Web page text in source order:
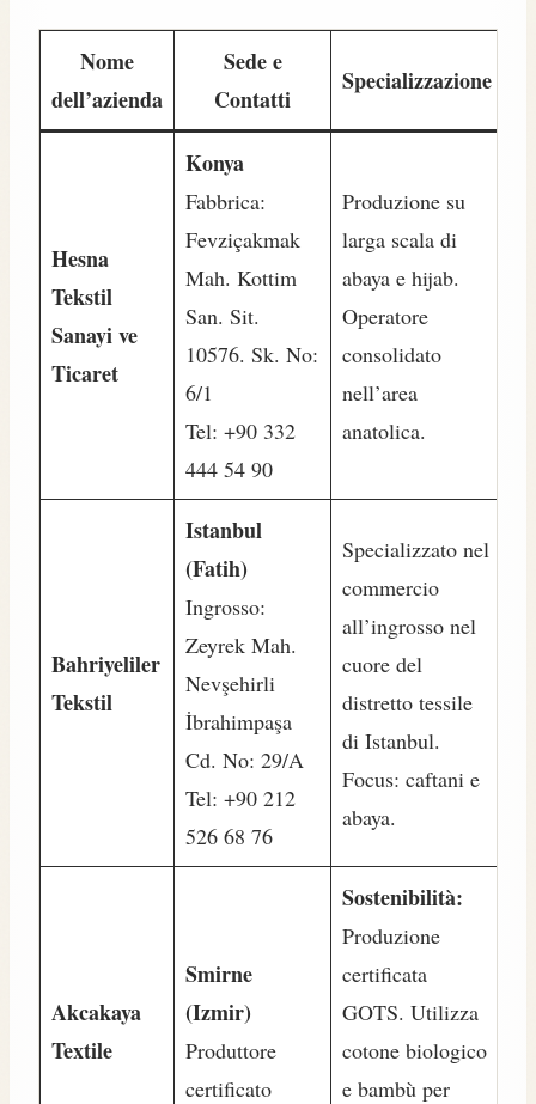
Nome
dell’azienda
Sede e
Contatti
Specializzazione
Hesna
Tekstil
Sanayi ve
Ticaret
Konya
Fabbrica:
Fevziçakmak
Mah. Kottim
San. Sit.
10576. Sk. No:
6/1
Tel: +90 332
444 54 90
Produzione su
larga scala di
abaya e hijab.
Operatore
consolidato
nell’area
anatolica.
Bahriyeliler
Tekstil
Istanbul
(Fatih)
Ingrosso:
Zeyrek Mah.
Nevşehirli
İbrahimpaşa
Cd. No: 29/A
Tel: +90 212
526 68 76
Specializzato nel
commercio
all’ingrosso nel
cuore del
distretto tessile
di Istanbul.
Focus: caftani e
abaya.
Akcakaya
Textile
Smirne
(Izmir)
Produttore
certificato
Sostenibilità:
Produzione
certificata
GOTS. Utilizza
cotone biologico
e bambù per